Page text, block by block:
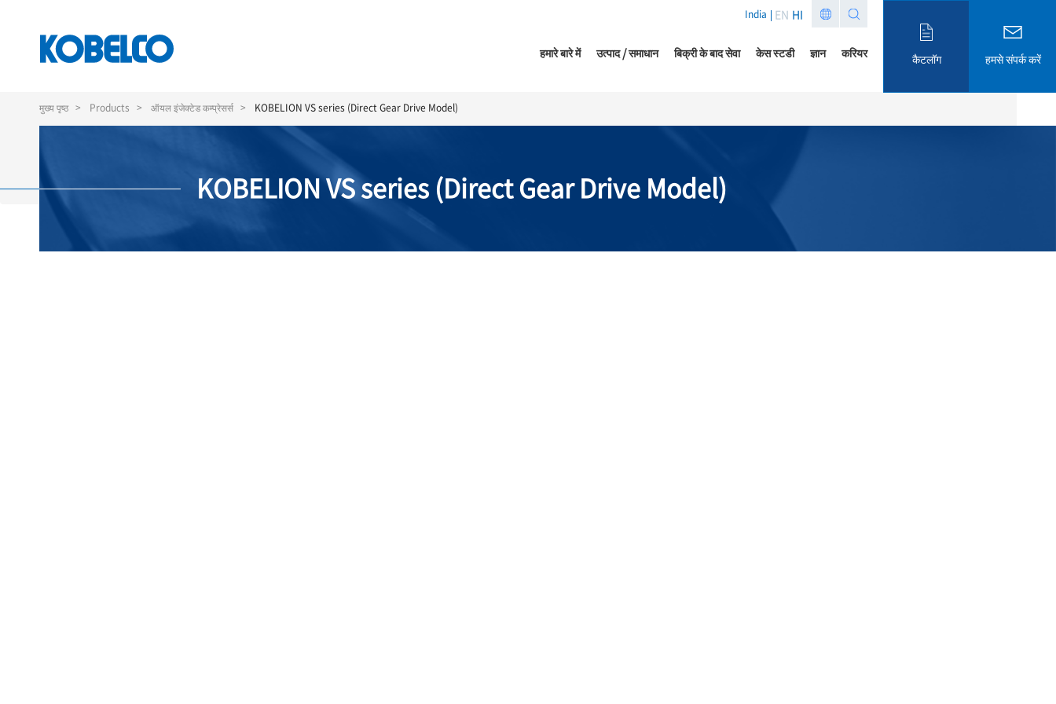
India EN HI
हमारे बारे में उत्पाद / समाधान बिक्री के बाद सेवा केस स्टडी ज्ञान करियर कैटलॉग हमसे संपर्क करें
मुख्य पृष्ठ Products ऑयल इंजेक्टेड कम्प्रेसर्स KOBELION VS series (Direct Gear Drive Model)
KOBELION VS series (Direct Gear Drive Model)